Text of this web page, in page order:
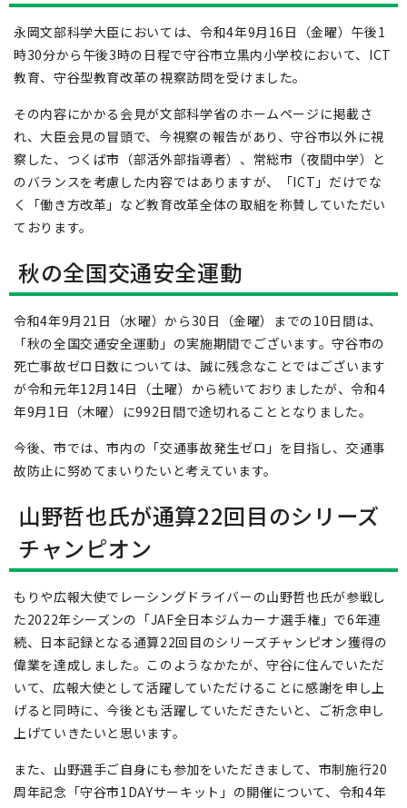
永岡文部科学大臣においては、令和4年9月16日（金曜）午後1
時30分から午後3時の日程で守谷市立黒内小学校において、ICT
教育、守谷型教育改革の視察訪問を受けました。
その内容にかかる会見が文部科学省のホームページに掲載さ
れ、大臣会見の冒頭で、今視察の報告があり、守谷市以外に視
察した、つくば市（部活外部指導者）、常総市（夜間中学）と
のバランスを考慮した内容ではありますが、「ICT」だけでな
く「働き方改革」など教育改革全体の取組を称賛していただい
ております。
秋の全国交通安全運動
令和4年9月21日（水曜）から30日（金曜）までの10日間は、
「秋の全国交通安全運動」の実施期間でございます。守谷市の
死亡事故ゼロ日数については、誠に残念なことではございます
が令和元年12月14日（土曜）から続いておりましたが、令和4
年9月1日（木曜）に992日間で途切れることとなりました。
今後、市では、市内の「交通事故発生ゼロ」を目指し、交通事
故防止に努めてまいりたいと考えています。
山野哲也氏が通算22回目のシリーズ
チャンピオン
もりや広報大使でレーシングドライバーの山野哲也氏が参戦し
た2022年シーズンの「JAF全日本ジムカーナ選手権」で6年連
続、日本記録となる通算22回目のシリーズチャンピオン獲得の
偉業を達成しました。このようなかたが、守谷に住んでいただ
いて、広報大使として活躍していただけることに感謝を申し上
げると同時に、今後とも活躍していただきたいと、ご祈念申し
上げていきたいと思います。
また、山野選手ご自身にも参加をいただきまして、市制施行20
周年記念「守谷市1DAYサーキット」の開催について、令和4年